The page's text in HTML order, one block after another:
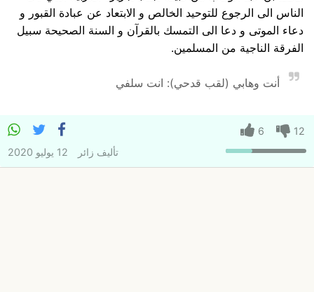
الناس الى الرجوع للتوحيد الخالص و الابتعاد عن عبادة القبور و
دعاء الموتى و دعا الى التمسك بالقرآن و السنة الصحيحة سبيل
الفرقة الناجية من المسلمين.
أنت وهابي (لقب قدحي): انت سلفي
12
6
تأليف زائر 12 يوليو 2020